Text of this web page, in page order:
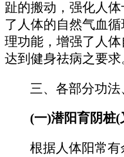
趾的搬动，强化人
了人体的自然气血
理功能，增强了人
达到健身祛病之要求
三、各部分功
(一)潜阳育阴桩
根据人体阳常